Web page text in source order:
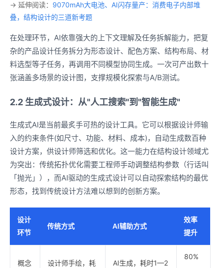
→ 延伸阅读： 9070mAh大电池、AI闪存量产：消费电子内部堆
叠，结构设计的三道新考题
在处理环节，AI依靠强大的上下文理解及任务拆解能力，把复
杂的产品设计任务拆分为形态设计、配色方案、结构布局、材
料选型等子任务，再调用不同模型协同生成。一次可产出数十
张涵盖多场景的设计图，支撑规模化探索与A/B测试。
2.2 生成式设计：从"人工搜索"到"智能生成"
生成式AI是当前最炙手可热的设计工具。它可以根据设计师输
入的约束条件(如尺寸、功能、材料、成本)，自动生成数百种
设计方案，供设计师筛选和优化。这一能力在结构设计领域尤
为突出：传统拓扑优化需要工程师手动调整结构参数（行话叫
「抛光」），而AI驱动的生成式设计可以自动探索结构的最优
形态，找到传统设计方法难以想到的创新方案。
设计
环节
传统方式 AI辅助方式
效率
提升
概念
设计师手绘，耗
AI生成，耗时1—2
80%